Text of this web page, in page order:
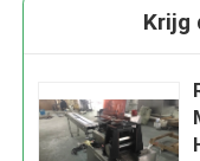
Krijg